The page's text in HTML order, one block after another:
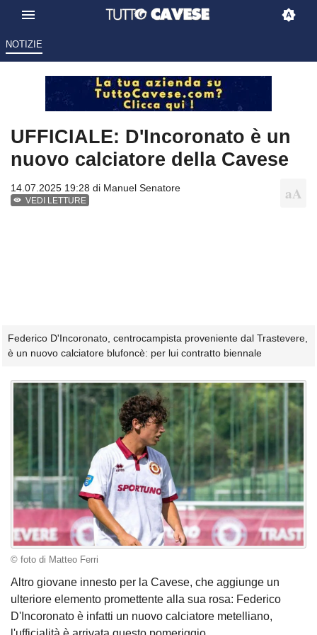
NOTIZIE
UFFICIALE: D'Incoronato è un
nuovo calciatore della Cavese
14.07.2025 19:28 di Manuel Senatore
VEDI LETTURE
Federico D'Incoronato, centrocampista proveniente dal Trastevere,
è un nuovo calciatore blufoncè: per lui contratto biennale
© foto di Matteo Ferri
Altro giovane innesto per la Cavese, che aggiunge un
ulteriore elemento promettente alla sua rosa: Federico
D'Incoronato è infatti un nuovo calciatore metelliano,